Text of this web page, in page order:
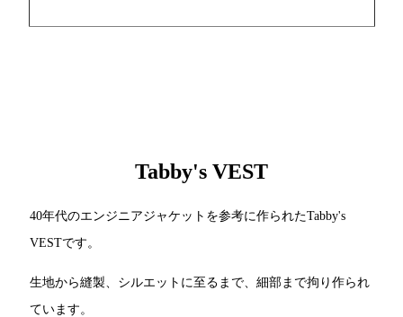
Tabby's VEST
40年代のエンジニアジャケットを参考に作られたTabby's
VESTです。
生地から縫製、シルエットに至るまで、細部まで拘り作られ
ています。